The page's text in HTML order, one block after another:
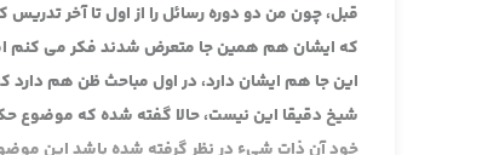
قبل، چون من دو دوره رسائل را از اول تا آخر
که ایشان هم همین جا متعرض شدند فکر می کنم
این جا هم ایشان دارد، در اول مباحث ظن هم دارد
شیخ دقیقا این نیست، حالا گفته شده که موضوع